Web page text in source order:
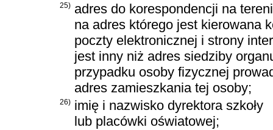
25) adres do korespondencji na
na adres którego jest kierowana
poczty elektronicznej i strony
jest inny niż adres siedziby
przypadku osoby fizycznej
adres zamieszkania tej osoby;
26) imię i nazwisko dyrektora szkoły
lub placówki oświatowej;